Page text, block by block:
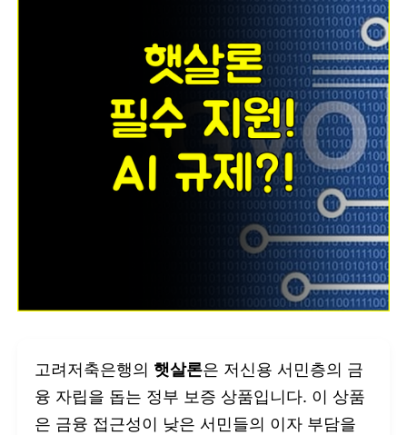
고려저축은행의 햇살론은 저신용 서민층의 금
융 자립을 돕는 정부 보증 상품입니다. 이 상품
은 금융 접근성이 낮은 서민들의 이자 부담을